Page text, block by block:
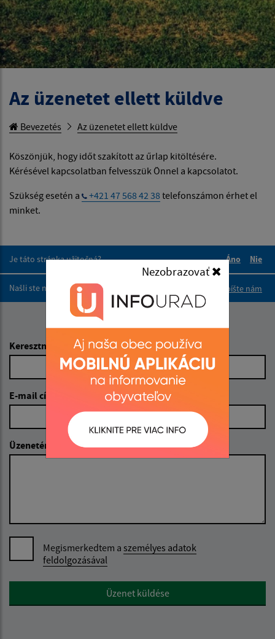
Nezobrazovať
Az üzenetet ellett küldve
Bevezetés Az üzenetet ellett küldve
Köszönjük, hogy időt szakított az űrlap kitöltésére.
Kérésével kapcsolatban felvesszük Önnel a kapcsolatot.
Szükség esetén a
+421 47 568 42 38telefonszámon érhet el
minket.
Je táto stránka užitočná?
Áno
Nie
Našli ste na stránke chybu?
Napíšte nám
Keresztnév (povinné)
E-mail cím (povinné)
Üzenetének szövege (povinné)
Megismerkedtem a személyes adatok
feldolgozásával
Google reCaptcha ResponseÜzenet küldése